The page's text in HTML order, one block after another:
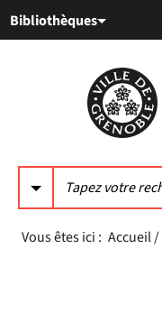
au
auBibliothèques
Vous êtes ici : Accueil/